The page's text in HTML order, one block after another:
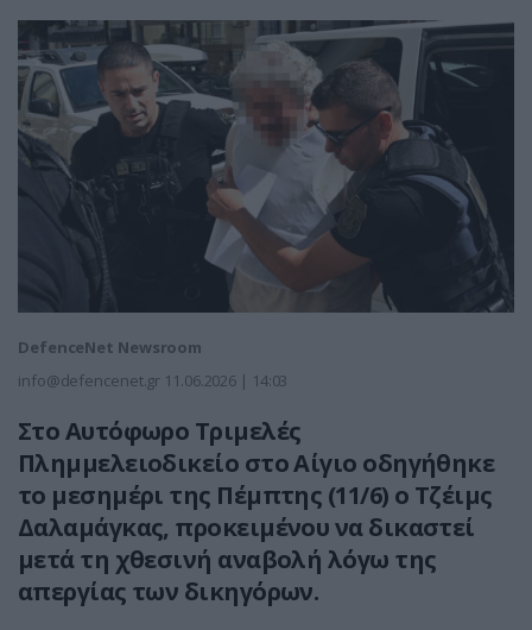
DefenceNet Newsroom
info@defencenet.gr 11.06.2026 | 14:03
Στο Αυτόφωρο Τριμελές
Πλημμελειοδικείο στο Αίγιο οδηγήθηκε
το μεσημέρι της Πέμπτης (11/6) ο Τζέιμς
Δαλαμάγκας, προκειμένου να δικαστεί
μετά τη χθεσινή αναβολή λόγω της
απεργίας των δικηγόρων.